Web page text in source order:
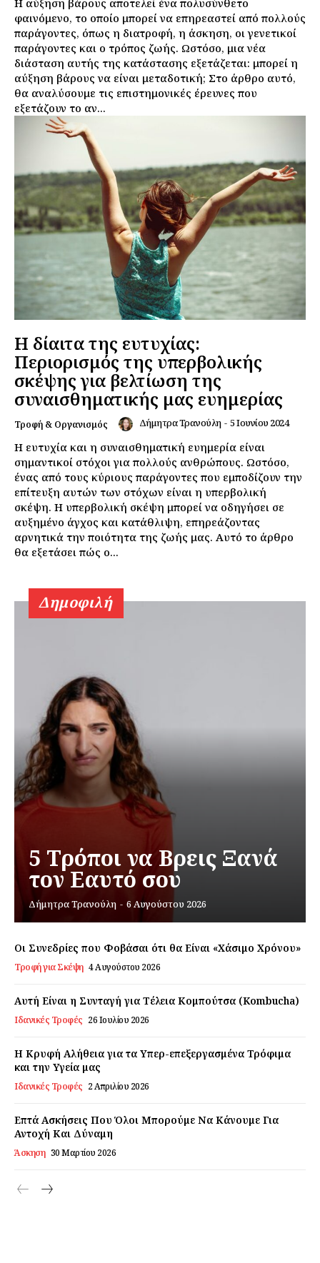
Εγγραφείτε τώρα!
Daily Food
Σχετικά με εμάς
Αποποίηση Ευθυνών
Ο λογαριασμός μου
Επικοινωνία
Η αύξηση βάρους αποτελεί ένα πολυσύνθετο
φαινόμενο, το οποίο μπορεί να επηρεαστεί από πολλούς
παράγοντες, όπως η διατροφή, η άσκηση, οι γενετικοί
παράγοντες και ο τρόπος ζωής. Ωστόσο, μια νέα
διάσταση αυτής της κατάστασης εξετάζεται: μπορεί η
αύξηση βάρους να είναι μεταδοτική; Στο άρθρο αυτό,
θα αναλύσουμε τις επιστημονικές έρευνες που
εξετάζουν το αν...
Η δίαιτα της ευτυχίας:
Περιορισμός της υπερβολικής
σκέψης για βελτίωση της
συναισθηματικής μας ευημερίας
Τροφή & Οργανισμός Δήμητρα Τρανούλη - 5 Ιουνίου 2024
Η ευτυχία και η συναισθηματική ευημερία είναι
σημαντικοί στόχοι για πολλούς ανθρώπους. Ωστόσο,
ένας από τους κύριους παράγοντες που εμποδίζουν την
επίτευξη αυτών των στόχων είναι η υπερβολική
σκέψη. Η υπερβολική σκέψη μπορεί να οδηγήσει σε
αυξημένο άγχος και κατάθλιψη, επηρεάζοντας
αρνητικά την ποιότητα της ζωής μας. Αυτό το άρθρο
θα εξετάσει πώς ο...
Δημοφιλή
5 Τρόποι να Βρεις Ξανά
τον Εαυτό σου
Δήμητρα Τρανούλη - 6 Αυγούστου 2026
Οι Συνεδρίες που Φοβάσαι ότι θα Είναι «Χάσιμο Χρόνου»
Τροφή για Σκέψη 4 Αυγούστου 2026
Αυτή Είναι η Συνταγή για Τέλεια Κομπούτσα (Kombucha)
Ιδανικές Τροφές 26 Ιουλίου 2026
Η Κρυφή Αλήθεια για τα Υπερ-επεξεργασμένα Τρόφιμα
και την Υγεία μας
Ιδανικές Τροφές 2 Απριλίου 2026
Επτά Ασκήσεις Που Όλοι Μπορούμε Να Κάνουμε Για
Αντοχή Και Δύναμη
Άσκηση 30 Μαρτίου 2026